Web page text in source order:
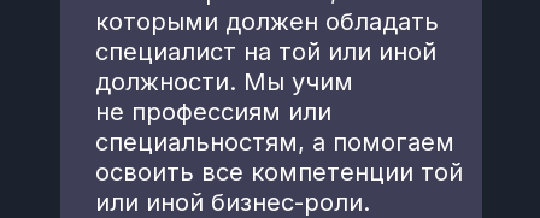
которыми должен обладать
специалист на той или иной
должности. Мы учим
не профессиям или
специальностям, а помогаем
освоить все компетенции той
или иной бизнес-роли.